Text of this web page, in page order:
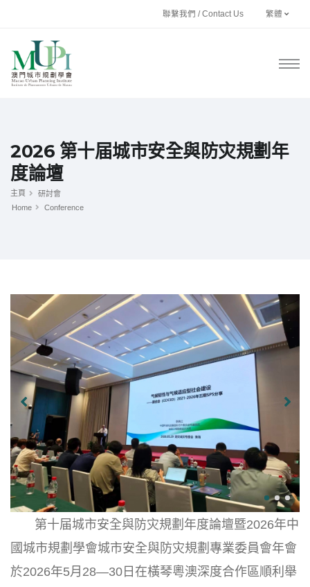
聯繫我們 / Contact Us 繁體
2026 第十届城市安全與防灾規劃年
度論壇
主頁
研討會
Home
Conference
第十届城市安全與防灾規劃年度論壇暨2026年中
國城市規劃學會城市安全與防灾規劃專業委員會年會
於2026年5月28—30日在橫琴粵澳深度合作區順利舉